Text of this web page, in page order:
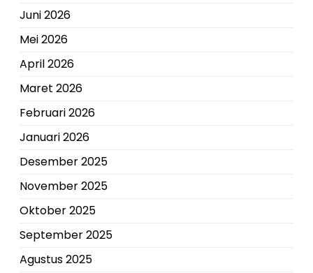
Juni 2026
Mei 2026
April 2026
Maret 2026
Februari 2026
Januari 2026
Desember 2025
November 2025
Oktober 2025
September 2025
Agustus 2025